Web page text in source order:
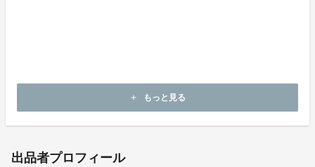
持ってお勧めする一品です！
add もっと見る
出品者プロフィール